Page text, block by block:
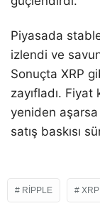
Piyasada
izlendi ve
Sonuçta XRP
zayıfladı.
yeniden aşarsa
satış baskısı
RIPPLE XRP